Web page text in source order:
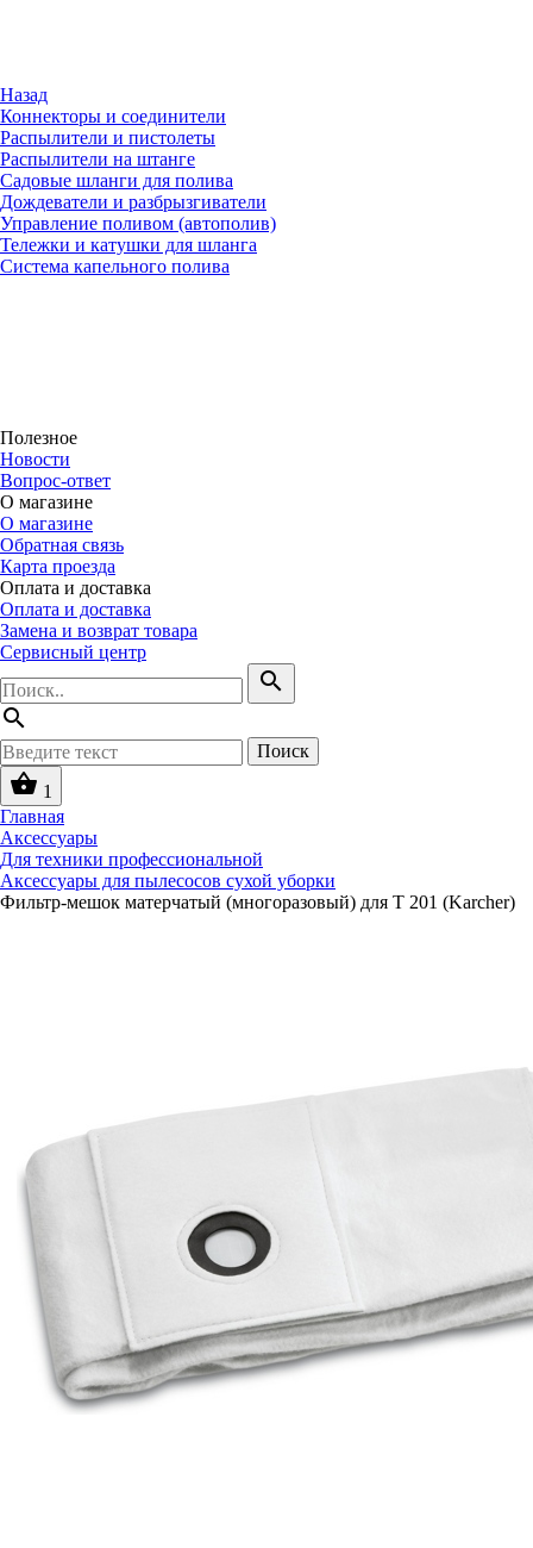
Назад
Коннекторы и соединители
Распылители и пистолеты
Распылители на штанге
Садовые шланги для полива
Дождеватели и разбрызгиватели
Управление поливом (автополив)
Тележки и катушки для шланга
Система капельного полива
Полезное
Новости
Вопрос-ответ
О магазине
О магазине
Обратная связь
Карта проезда
Оплата и доставка
Оплата и доставка
Замена и возврат товара
Сервисный центр
search
search
Поиск
shopping_basket 1
Главная
Аксессуары
Для техники профессиональной
Аксессуары для пылесосов сухой уборки
Фильтр-мешок матерчатый (многоразовый) для T 201 (Karcher)